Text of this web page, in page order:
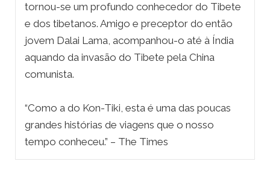
tornou-se um profundo conhecedor do Tibete
e dos tibetanos. Amigo e preceptor do então
jovem Dalai Lama, acompanhou-o até à Índia
aquando da invasão do Tibete pela China
comunista.
“Como a do Kon-Tiki, esta é uma das poucas
grandes histórias de viagens que o nosso
tempo conheceu.” – The Times